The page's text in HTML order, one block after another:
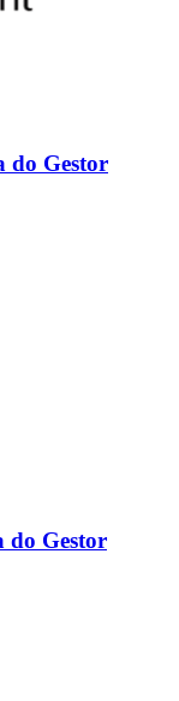
do Gestor
do Gestor